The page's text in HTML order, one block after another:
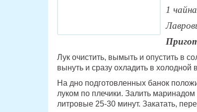
1
Лук очистить, вымыть и опустить в
вынуть и сразу охладить в холодной
На дно подготовленных банок
луком по плечики. Залить
литровые 25-30 минут. Закатать,